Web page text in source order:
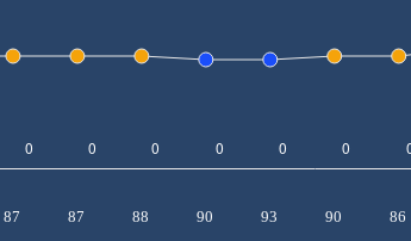
87 87 88 90 93 90 86